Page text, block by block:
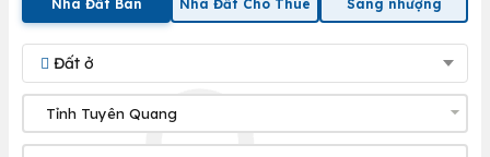
Nhà Đất Bán Nhà Đất Cho Thuê Sang nhượng
Đất ở